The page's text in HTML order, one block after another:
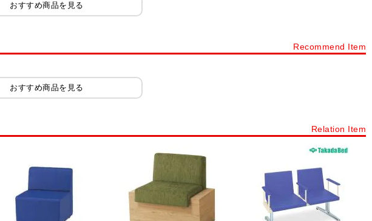
おすすめ商品を見る
Recommend Item
おすすめ商品を見る
Relation Item